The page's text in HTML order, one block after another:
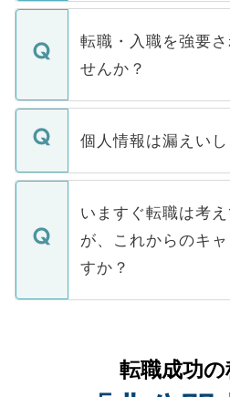
ます。通常、5営業日
いただきますので、
マイナビDOCTORで
うち約3割は、Webサ
けない「非公開求人
下記の理由によって
ません。
■応募殺到を避けるた
関を公にしてしまう
に、医療機関が求め
みを人材紹介会社に
ています。
転職・入職を強要
せんか？
転職・入職を強要す
ん。また、仮に応募
定を承諾する必要は
の辞退の連絡はキャ
個人情報は漏えい
個人情報が漏えいす
で、ご安心ください
などで収集したご登
ご本人のキャリアア
支援を目的に使用い
ているすべての個人
は、個人情報の取り
管理基準を満たした
いますぐ転職は考
が、これからのキ
すか？
かがいして、現在の
経験をまじえながら
転職成功